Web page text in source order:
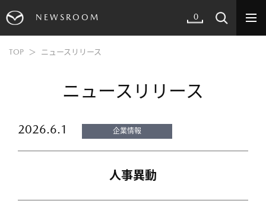
NEWSROOM 0
TOP ニュースリリース
ニュースリリース
2026.6.1 企業情報
人事異動